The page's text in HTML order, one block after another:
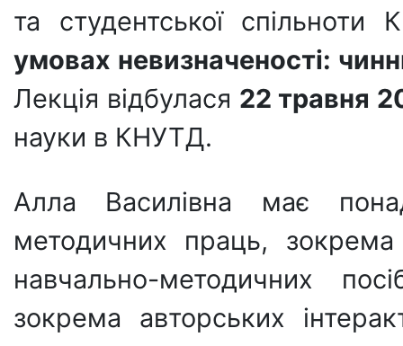
та студентської спільноти
умовах невизначеності:
Лекція відбулася 22 травня
науки в КНУТД.
Алла Василівна має
методичних праць,
навчально-методичних
зокрема авторських